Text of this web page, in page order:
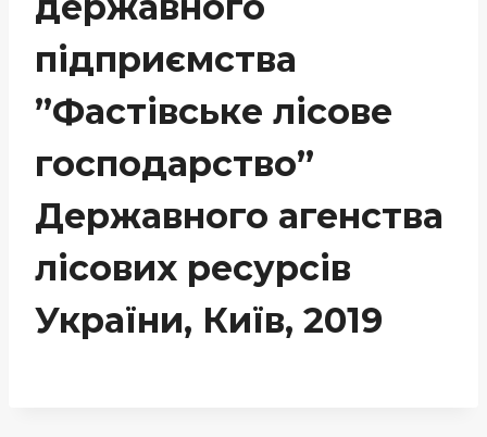
підприємства
”Фастівське лісове
господарство”
Державного агенства
лісових ресурсів
України, Київ, 2019